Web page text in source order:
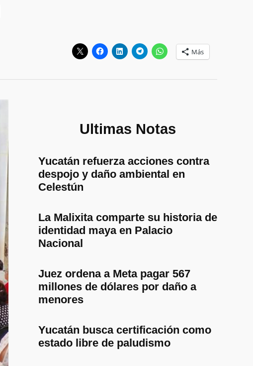
Más
Ultimas Notas
Yucatán refuerza acciones contra
despojo y daño ambiental en
Celestún
La Malixita comparte su historia de
identidad maya en Palacio
Nacional
Juez ordena a Meta pagar 567
millones de dólares por daño a
menores
Yucatán busca certificación como
estado libre de paludismo